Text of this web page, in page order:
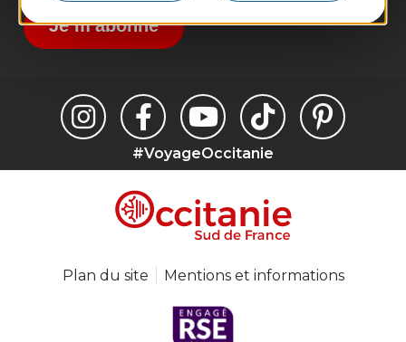
Je m'abonne
#VoyageOccitanie
Plan du site Mentions et informations